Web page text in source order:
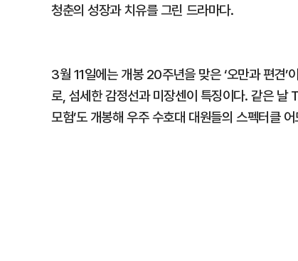
청춘의 성장과 치유를 그린 드라마다.
3월 11일에는 개봉 20주년을 맞은 ‘오만과 편견
로, 섬세한 감정선과 미장센이 특징이다. 같은 날
모험’도 개봉해 우주 수호대 대원들의 스펙터클